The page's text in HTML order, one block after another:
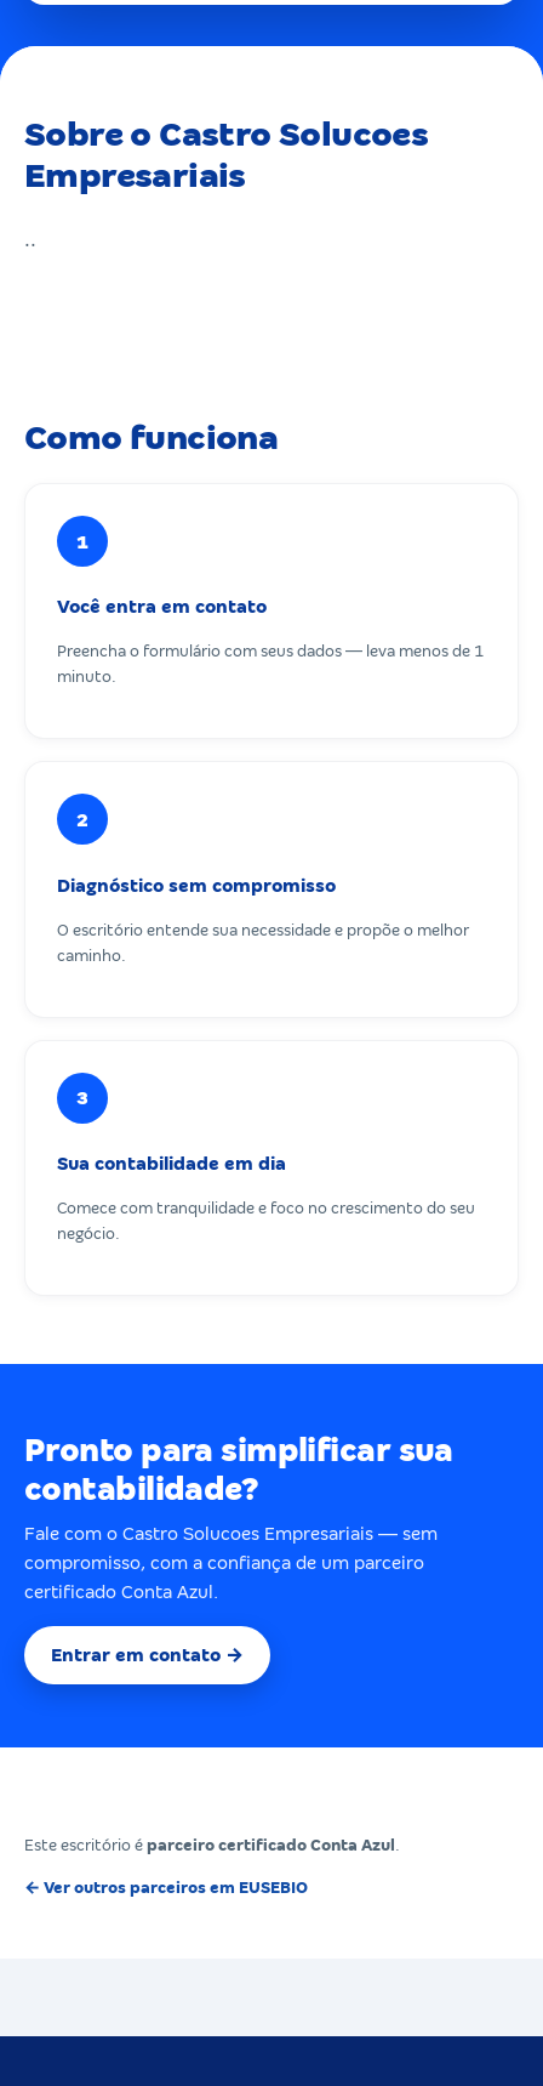
Sobre o Castro Solucoes
Empresariais
..
Como funciona
1
Você entra em contato
Preencha o formulário com seus dados — leva menos de 1
minuto.
2
Diagnóstico sem compromisso
O escritório entende sua necessidade e propõe o melhor
caminho.
3
Sua contabilidade em dia
Comece com tranquilidade e foco no crescimento do seu
negócio.
Pronto para simplificar sua
contabilidade?
Fale com o Castro Solucoes Empresariais — sem
compromisso, com a confiança de um parceiro
certificado Conta Azul.
Entrar em contato →
Este escritório é parceiro certificado Conta Azul
← Ver outros parceiros em EUSEBIO